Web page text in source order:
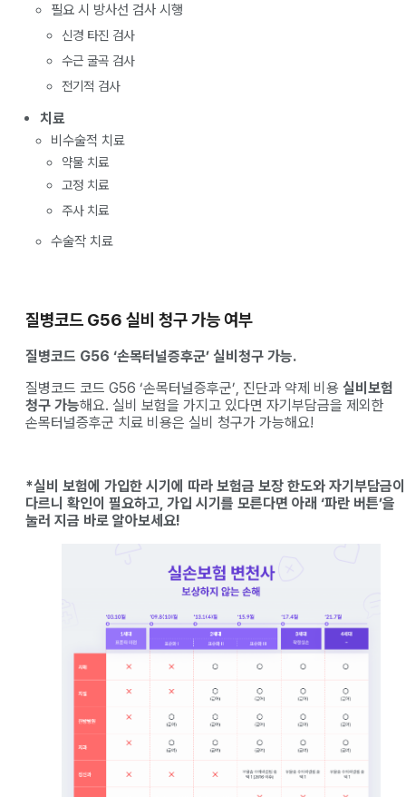
필요 시 방사선 검사 시행
신경 타진 검사
수근 굴곡 검사
전기적 검사
치료
비수술적 치료
약물 치료
고정 치료
주사 치료
수술작 치료
질병코드 G56 실비 청구 가능 여부
질병코드 G56 ‘손목터널증후군’ 실비청구 가능.
질병코드 코드 G56 ‘손목터널증후군’, 진단과 약제 비용 실비보험
청구 가능해요. 실비 보험을 가지고 있다면 자기부담금을 제외한
손목터널증후군 치료 비용은 실비 청구가 가능해요!
*실비 보험에 가입한 시기에 따라 보험금 보장 한도와 자기부담금이
다르니 확인이 필요하고, 가입 시기를 모른다면 아래 ‘파란 버튼’을
눌러 지금 바로 알아보세요!